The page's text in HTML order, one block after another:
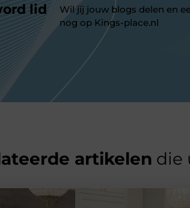
lid
Wil jij jouw blogs delen en
nog op Kings-place.nl
artikelen die